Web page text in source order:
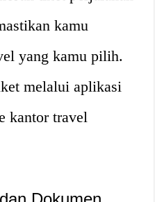
kamu
yang kamu pilih.
melalui aplikasi
kantor travel